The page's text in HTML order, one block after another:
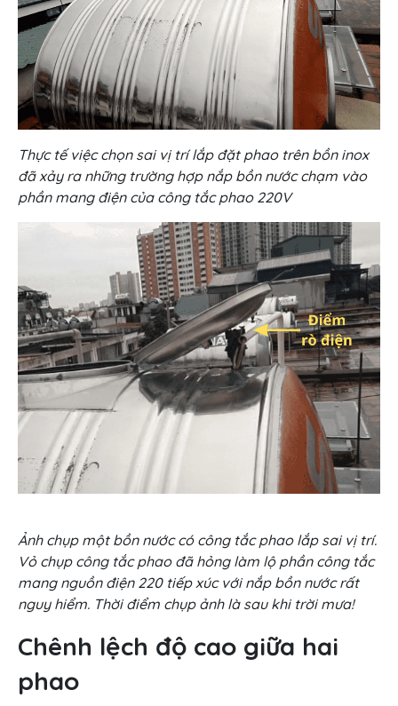
Thực tế việc chọn sai vị trí lắp đặt phao trên bồn inox
đã xảy ra những trường hợp nắp bồn nước chạm vào
phần mang điện của công tắc phao 220V
Ảnh chụp một bồn nước có công tắc phao lắp sai vị trí.
Vỏ chụp công tắc phao đã hỏng làm lộ phần công tắc
mang nguồn điện 220 tiếp xúc với nắp bồn nước rất
nguy hiểm. Thời điểm chụp ảnh là sau khi trời mưa!
Chênh lệch độ cao giữa hai
phao